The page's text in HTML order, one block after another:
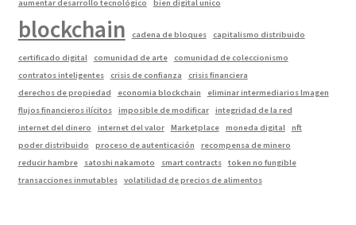
aumentar desarrollo tecnológico bien digital unico
blockchain cadena de bloques capitalismo distribuido
certificado digital comunidad de arte
comunidad de coleccionismo
contratos inteligentes
crisis de confianza
crisis financiera
derechos de propiedad
economia blockchain
eliminar intermediarios Imagen
flujos financieros ilícitos
imposible de modificar
integridad de la red
internet del dinero
internet del valor Marketplace moneda digital
nft
poder distribuido
proceso de autenticación
recompensa de minero
reducir hambre
satoshi nakamoto smart contracts
token no fungible
transacciones inmutables
volatilidad de precios de alimentos